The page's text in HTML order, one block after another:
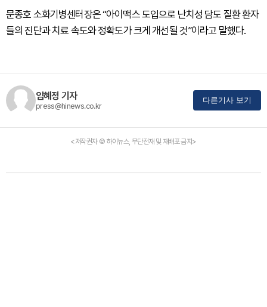
문종호 소화기병센터장은 “아이맥스 도입으로 난치성 담도 질환 환자
들의 진단과 치료 속도와 정확도가 크게 개선될 것”이라고 말했다.
임혜정 기자
press@hinews.co.kr
다른기사 보기
<저작권자 © 하이뉴스, 무단전재 및 재배포 금지>